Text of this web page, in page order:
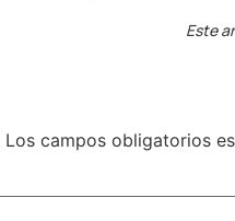
Este
Los campos obligatorios